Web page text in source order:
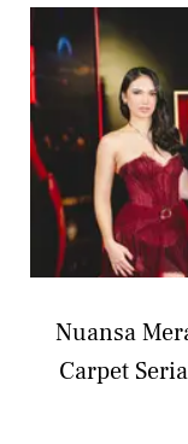
Nuansa
Carpet